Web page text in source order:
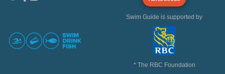
Swim Guide is supported by
* The RBC Foundation